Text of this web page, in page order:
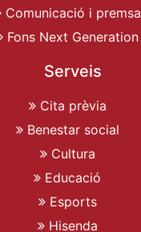
Comunicació i premsa
Fons Next Generation
Serveis
Cita prèvia
Benestar social
Cultura
Educació
Esports
Hisenda